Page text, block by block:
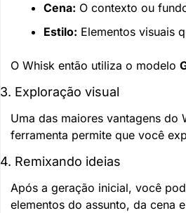
Cena: O contexto ou
Estilo: Elementos visuais
O Whisk então utiliza o modelo
3. Exploração visual
Uma das maiores vantagens do
ferramenta permite que você
4. Remixando ideias
Após a geração inicial, você
elementos do assunto, da cena